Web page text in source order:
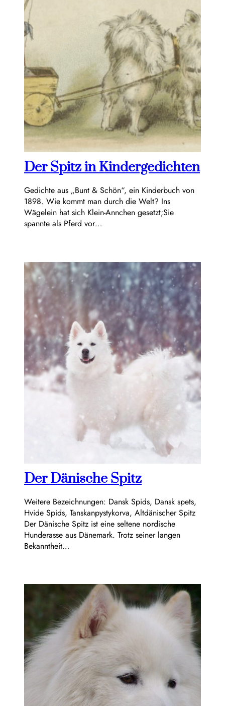
Der Spitz in Kindergedichten
Gedichte aus „Bunt & Schön“, ein Kinderbuch von
1898. Wie kommt man durch die Welt? Ins
Wägelein hat sich Klein-Annchen gesetzt;Sie
spannte als Pferd vor…
Der Dänische Spitz
Weitere Bezeichnungen: Dansk Spids, Dansk spets,
Hvide Spids, Tanskanpystykorva, Altdänischer Spitz
Der Dänische Spitz ist eine seltene nordische
Hunderasse aus Dänemark. Trotz seiner langen
Bekanntheit…